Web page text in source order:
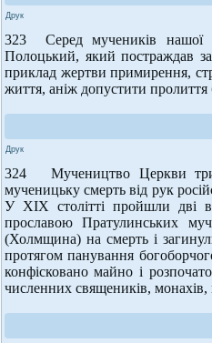
Друк
323 Серед мучеників нашої
Полоцький, який постраждав
приклад жертви примирення,
життя, аніж допустити пролиття
Друк
324 Мучеництво Церкви
мученицьку смерть від рук
У ХІХ столітті пройшли дві
прославою Пратулинських
(Холмщина) на смерть і
протягом панування
конфісковано майно і
численних священиків, монахів,